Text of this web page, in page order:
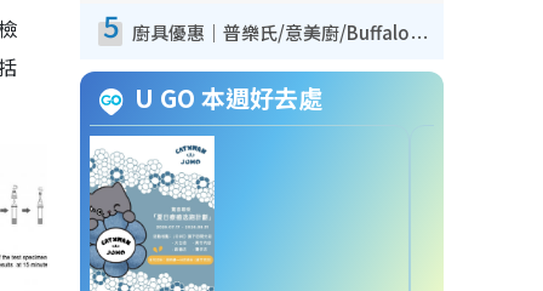
5 廚具優惠｜普樂氏/意美廚/Buffalo廚具低至3折！$89起買煎鍋／炒鑊／個人鍋 同場小家電激減至$99起
U GO 本週好去處